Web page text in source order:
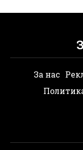
За нас